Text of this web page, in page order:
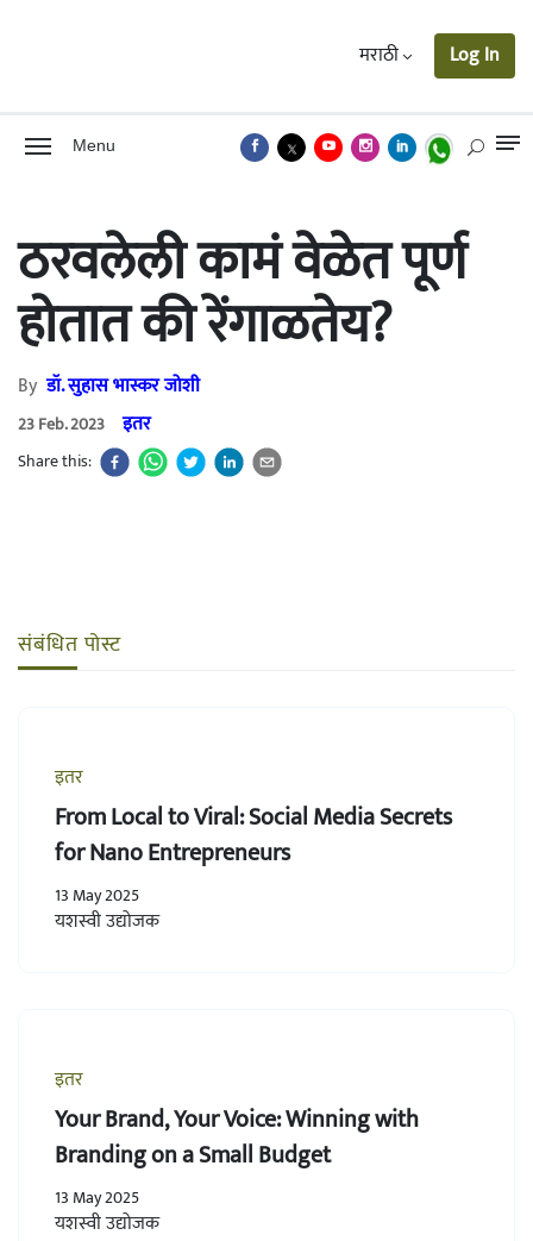
मराठी Log In
Menu
ठरवलेली कामं वेळेत पूर्ण
होतात की रेंगाळतेय?
Byडॉ. सुहास भास्कर जोशी
23 Feb. 2023 इतर
Share this:
संबंधित पोस्ट
इतर
From Local to Viral: Social Media Secrets
for Nano Entrepreneurs
13 May 2025
यशस्वी उद्योजक
इतर
Your Brand, Your Voice: Winning with
Branding on a Small Budget
13 May 2025
यशस्वी उद्योजक